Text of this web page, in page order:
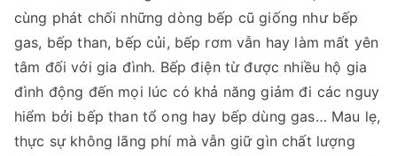
cùng phát chối những dòng bếp cũ giống như bếp
gas, bếp than, bếp củi, bếp rơm vẫn hay làm mất yên
tâm đối với gia đình. Bếp điện từ được nhiều hộ gia
đình động đến mọi lúc có khả năng giảm đi các nguy
hiểm bởi bếp than tổ ong hay bếp dùng gas… Mau lẹ,
thực sự không lãng phí mà vẫn giữ gìn chất lượng